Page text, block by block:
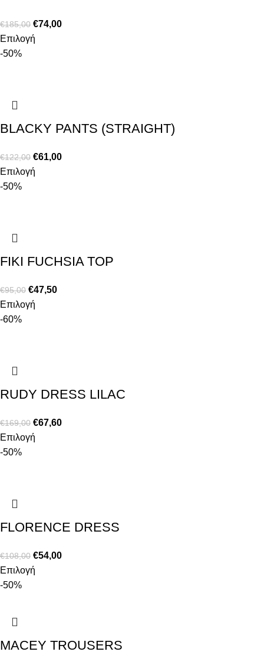
€185,00 €74,00
Επιλογή
-50%
BLACKY PANTS (STRAIGHT)
€122,00 €61,00
Επιλογή
-50%
FIKI FUCHSIA TOP
€95,00 €47,50
Επιλογή
-60%
RUDY DRESS LILAC
€169,00 €67,60
Επιλογή
-50%
FLORENCE DRESS
€108,00 €54,00
Επιλογή
-50%
MACEY TROUSERS